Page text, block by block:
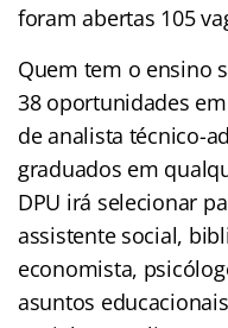
foram abertas 105
Quem tem o ensino
38 oportunidades
de analista técnico-
graduados em
DPU irá selecionar
assistente social,
economista,
asuntos